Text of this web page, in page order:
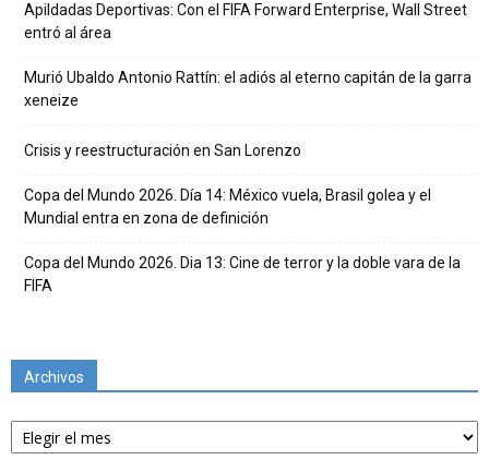
Apildadas Deportivas: Con el FIFA Forward Enterprise, Wall Street
entró al área
Murió Ubaldo Antonio Rattín: el adiós al eterno capitán de la garra
xeneize
Crisis y reestructuración en San Lorenzo
Copa del Mundo 2026. Día 14: México vuela, Brasil golea y el
Mundial entra en zona de definición
Copa del Mundo 2026. Dia 13: Cine de terror y la doble vara de la
FIFA
Archivos
Archivos